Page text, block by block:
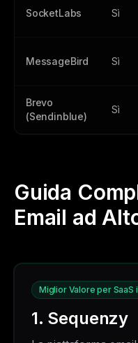
SocketLabs Sì
MessageBird Sì
Brevo
(Sendinblue)
Sì
Guida
Email ad
Miglior Valore per SaaS
1. Sequenzy